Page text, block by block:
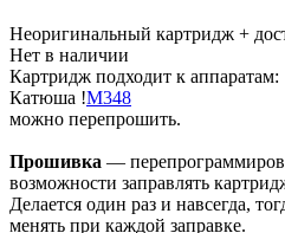
Неоригинальный картридж +
Нет в наличии
Картридж подходит к аппаратам:
Катюша !M348
можно перепрошить.
Прошивка —
возможности заправлять
Делается один раз и навсегда,
менять при каждой заправке.